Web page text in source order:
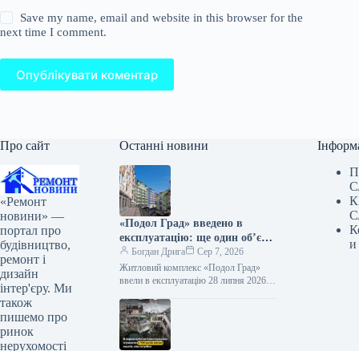
Save my name, email and website in this browser for the
next time I comment.
Опублікувати коментар
Про сайт
«Ремонт
новини» —
портал про
будівництво,
ремонт і
дизайн
інтер'єру. Ми
також
пишемо про
ринок
нерухомості
Останні новини
«Подол Град» введено в
експлуатацію: ще один об’єкт
«Укрбуду» готовий
Богдан Дрига
Сер 7, 2026
Житловий комплекс «Подол Град»
ввели в експлуатацію 28 липня 2026
Град» отримав Сертифікат Державної
інспекції архітектури…
и